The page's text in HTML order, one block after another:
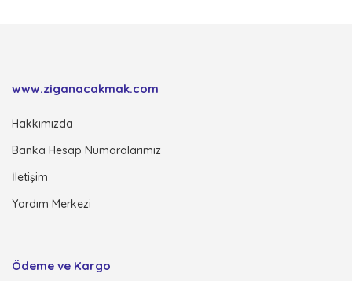
www.ziganacakmak.com
Hakkımızda
Banka Hesap Numaralarımız
İletişim
Yardım Merkezi
Ödeme ve Kargo